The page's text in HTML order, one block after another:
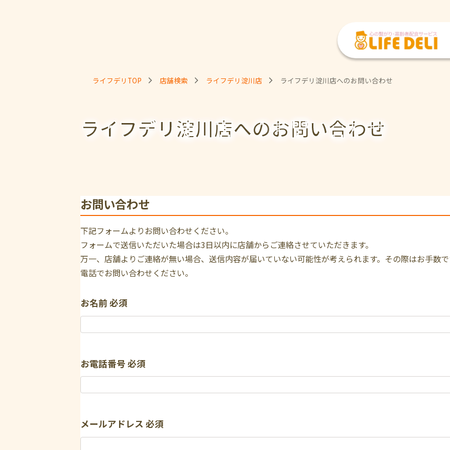
ライフデリTOP 店舗検索 ライフデリ淀川店 ライフデリ淀川店へのお問い合わせ
ライフデリ淀川店へのお問い合わせ
お問い合わせ
下記フォームよりお問い合わせください。
フォームで送信いただいた場合は3日以内に店舗からご連絡させていただきます。
万一、店舗よりご連絡が無い場合、送信内容が届いていない可能性が考えられます。その際はお手数
電話でお問い合わせください。
お名前必須
お電話番号必須
メールアドレス 必須